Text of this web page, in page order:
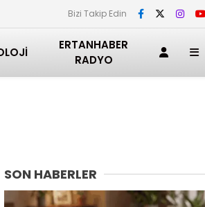
Bizi Takip Edin
ERTANHABER
RADYO
SON HABERLER